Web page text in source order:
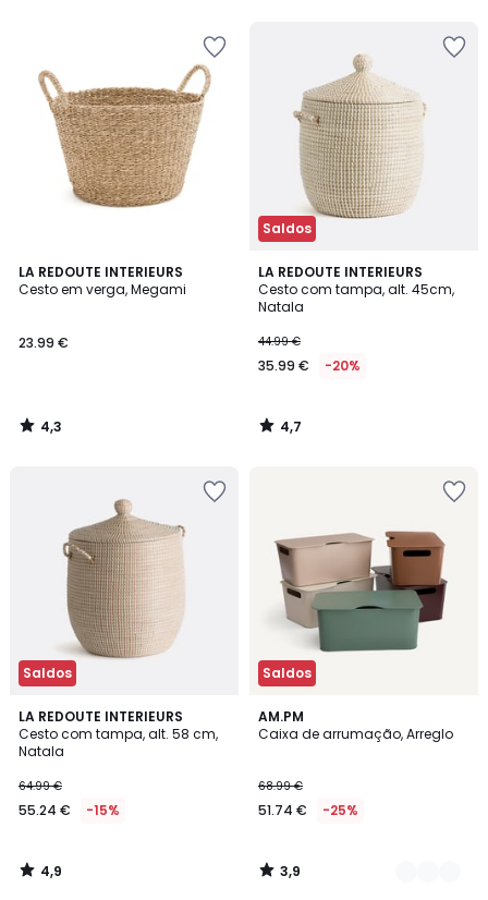
LA REDOUTE INTERIEURS
Cesto em verga, Megami
23.99 €
4,3
/ 5
4,3
/
Saldos
LA REDOUTE INTERIEURS
Cesto com tampa, alt. 45cm,
Natala
44.99 €
35.99 € -20%
4,7
/ 5
4,7
/
Saldos
LA REDOUTE INTERIEURS
Cesto com tampa, alt. 58 cm,
Natala
64.99 €
55.24 € -15%
4,9
/ 5
4,9
/
Saldos
AM.PM
Caixa de arrumação, Arreglo
68.99 €
51.74 € -25%
3,9
/ 5
5
Cores
3,9
/